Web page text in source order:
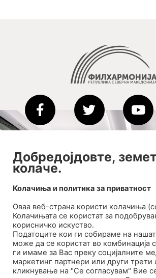
2020-09-
Filharmonija
Добредојдовте,
колаче.
Колачиња и политика за приватност
Оваа веб-странa користи колачиња
Колачињата се користат за
корисничко искуство.
Податоците кои ги собираме на
може да се користат во комбинација
ги имаме за Вас преку социјалните
маркетинг партнери или други трети
кликнување на "Се согласувам" Вие